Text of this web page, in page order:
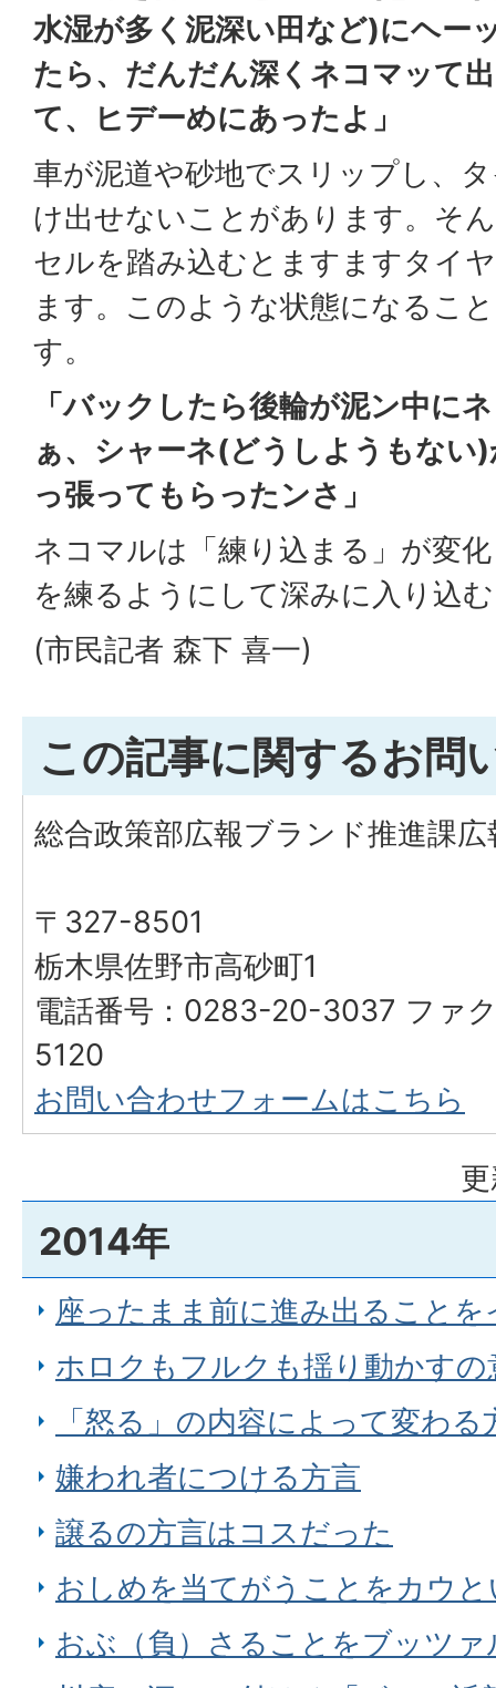
水湿が多く泥深い田など)にヘー
たら、だんだん深くネコマッて
て、ヒデーめにあったよ」
車が泥道や砂地でスリップし、
け出せないことがあります。そ
セルを踏み込むとますますタイ
ます。このような状態になるこ
す。
「バックしたら後輪が泥ン中に
ぁ、シャーネ(どうしようもない
っ張ってもらったンさ」
ネコマルは「練り込まる」が変
を練るようにして深みに入り込
(市民記者 森下 喜一)
この記事に関するお問
総合政策部広報ブランド推進課
〒327-8501
栃木県佐野市高砂町1
電話番号：0283-20-3037 ファ
5120
お問い合わせフォームはこちら
2014年
座ったまま前に進み出ること
ホロクもフルクも揺り動かすの
「怒る」の内容によって変わる
嫌われ者につける方言
譲るの方言はコスだった
おしめを当てがうことをカウ
おぶ（負）さることをブッツ